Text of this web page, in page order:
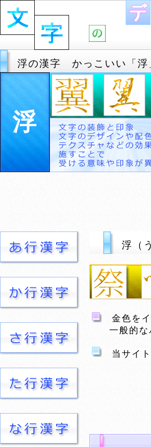
浮の漢字 かっこいい「浮
浮
浮（
金色をイ
一般的なパ
当サイト